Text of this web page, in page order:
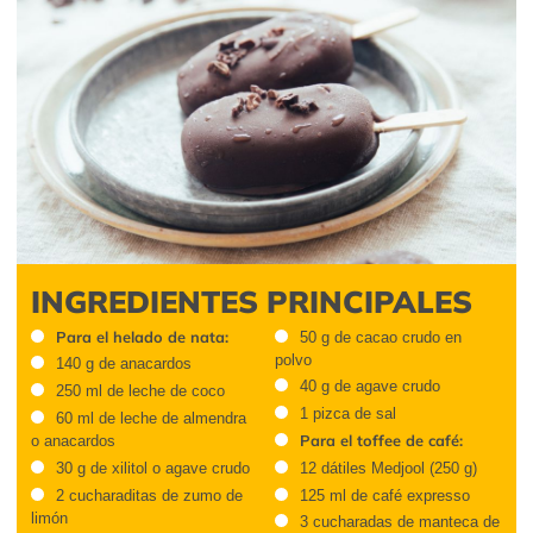
INGREDIENTES PRINCIPALES
Para el helado de nata:
140 g de anacardos
250 ml de leche de coco
60 ml de leche de almendra
o anacardos
30 g de xilitol o agave crudo
2 cucharaditas de zumo de
limón
50 g de cacao crudo en
polvo
40 g de agave crudo
1 pizca de sal
Para el toffee de café:
12 dátiles Medjool (250 g)
125 ml de café expresso
3 cucharadas de manteca de